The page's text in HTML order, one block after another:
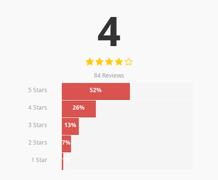
4
84 Reviews
5 Stars
52%
4 Stars 26%
3 Stars 13%
2 Stars 7%
1 Star 1%